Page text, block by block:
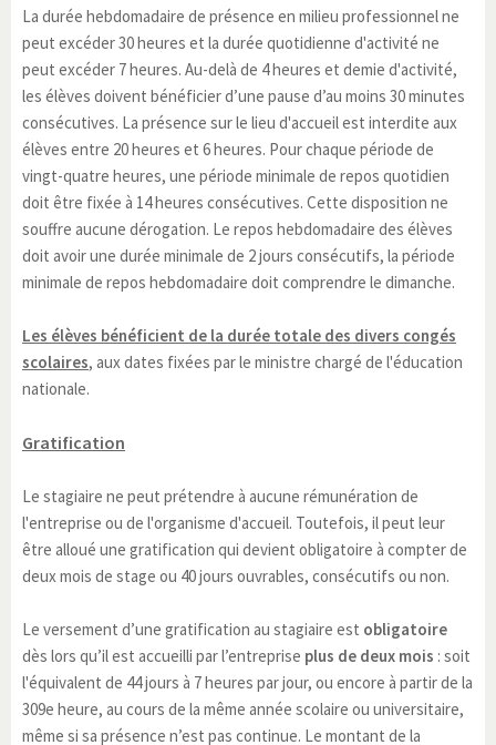
La durée hebdomadaire de présence en milieu professionnel ne
peut excéder 30 heures et la durée quotidienne d'activité ne
peut excéder 7 heures. Au-delà de 4 heures et demie d'activité,
les élèves doivent bénéficier d’une pause d’au moins 30 minutes
consécutives. La présence sur le lieu d'accueil est interdite aux
élèves entre 20 heures et 6 heures. Pour chaque période de
vingt-quatre heures, une période minimale de repos quotidien
doit être fixée à 14 heures consécutives. Cette disposition ne
souffre aucune dérogation. Le repos hebdomadaire des élèves
doit avoir une durée minimale de 2 jours consécutifs, la période
minimale de repos hebdomadaire doit comprendre le dimanche.
Les élèves bénéficient de la durée totale des divers congés
scolaires, aux dates fixées par le ministre chargé de l'éducation
nationale.
Gratification
Le stagiaire ne peut prétendre à aucune rémunération de
l'entreprise ou de l'organisme d'accueil. Toutefois, il peut leur
être alloué une gratification qui devient obligatoire à compter de
deux mois de stage ou 40 jours ouvrables, consécutifs ou non.
Le versement d’une gratification au stagiaire est obligatoire
dès lors qu’il est accueilli par l’entreprise plus de deux mois : soit
l'équivalent de 44 jours à 7 heures par jour, ou encore à partir de la
309e heure, au cours de la même année scolaire ou universitaire,
même si sa présence n’est pas continue. Le montant de la